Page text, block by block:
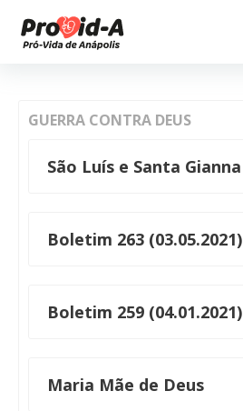
GUERRA CONTRA DEUS
São Luís e Santa Gianna
Boletim 263 (03.05.2021)
Boletim 259 (04.01.2021)
Maria Mãe de Deus